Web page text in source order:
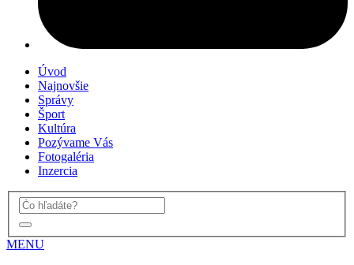
Úvod
Najnovšie
Správy
Šport
Kultúra
Pozývame Vás
Fotogaléria
Inzercia
MENU